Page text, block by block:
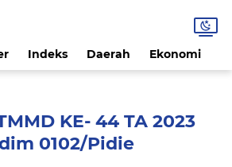
Indeks Daerah Ekonomi
KE- 44 TA 2023
0102/Pidie